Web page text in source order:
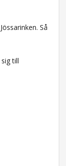
Så
till